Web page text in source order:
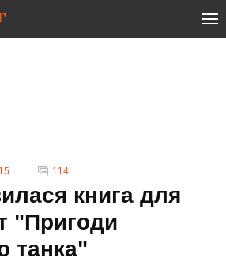
114
книга для
"Пригоди
танка"